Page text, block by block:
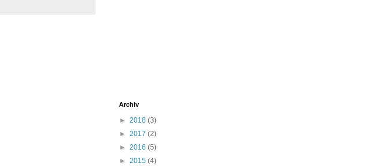
Archiv
► 2018 (3)
► 2017 (2)
► 2016 (5)
► 2015 (4)